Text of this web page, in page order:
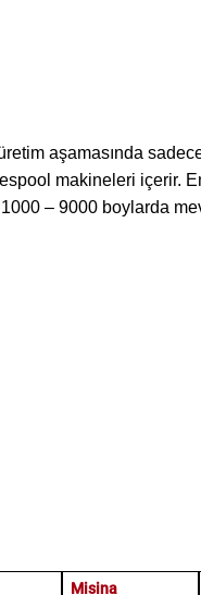
aşamasında
makineleri içerir.
– 9000 boylarda
Misina